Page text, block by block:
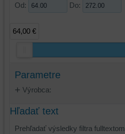
Od: Do:
64,00 €
Parametre
Výrobca:
Hľadať text
Prehľadať výsledky filtra fulltextom